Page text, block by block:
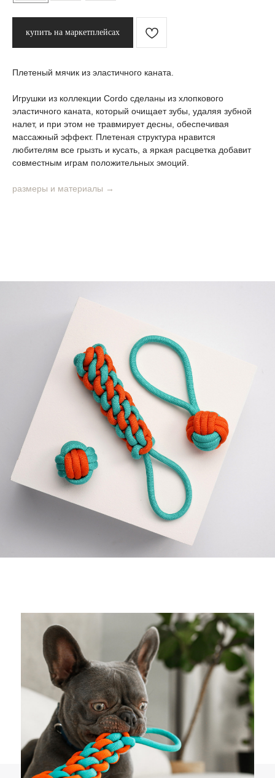
купить на маркетплейсах
Плетеный мячик из эластичного каната.
Игрушки из коллекции Cordo сделаны из хлопкового
эластичного каната, который очищает зубы, удаляя зубной
налет, и при этом не травмирует десны, обеспечивая
массажный эффект. Плетеная структура нравится
любителям все грызть и кусать, а яркая расцветка добавит
совместным играм положительных эмоций.
размеры и материалы →